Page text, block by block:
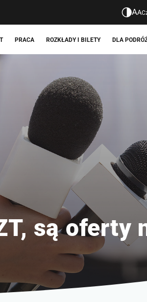
AA
PRACA ROZKŁADY I BILETY DLA
są oferty